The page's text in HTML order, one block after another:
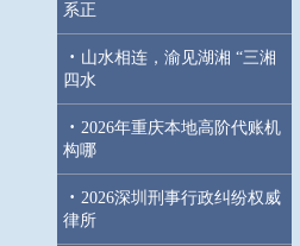
系正
· 山水相连，渝见湖湘 “三湘
四水
· 2026年重庆本地高阶代账机
构哪
· 2026深圳刑事行政纠纷权威
律所